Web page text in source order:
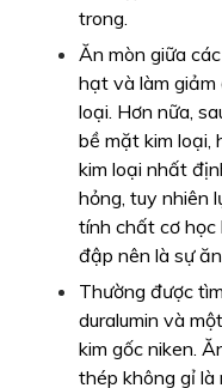
thép không gỉ là
ngành hóa chất.
Kiểm tra sự ăn
kim loại trong
phương pháp
nhạy cảm nhằm
phần hóa học,
của vật liệu có
Máy đo ăn mòn
nguyên tắc là
khác nhau có
kim loại nằm
đường cong